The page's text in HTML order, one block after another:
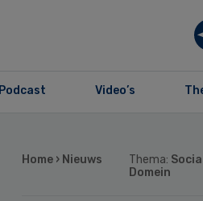
Podcast Video’s
Home › Nieuws Thema:
Domein